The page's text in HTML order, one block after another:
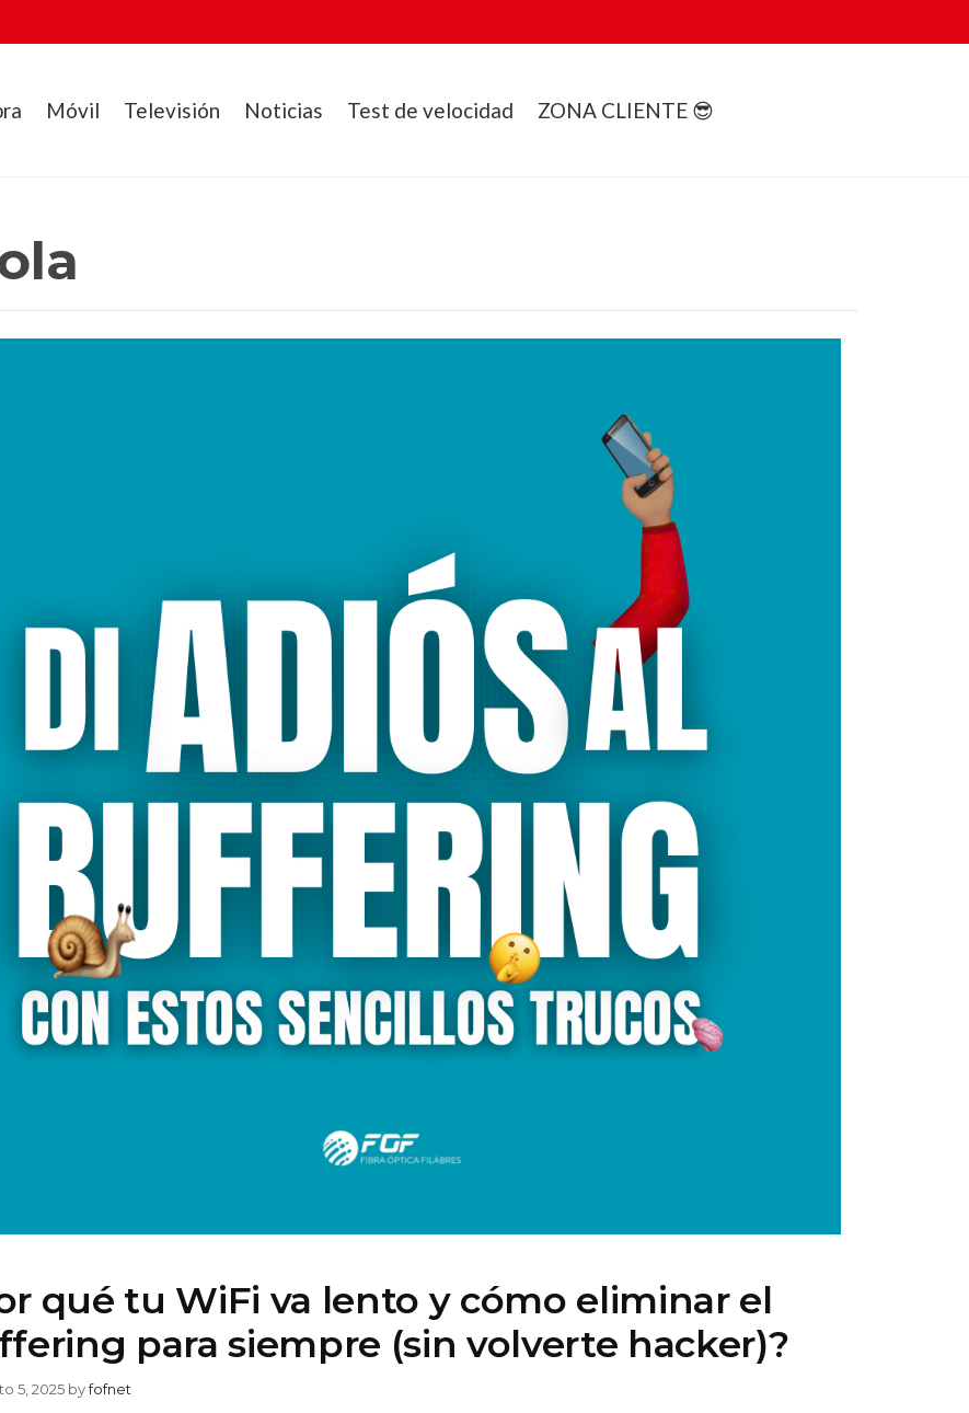
Móvil Televisión Noticias Test de velocidad ZONA CLIENTE 😎
qué tu WiFi va lento y cómo eliminar el
para siempre (sin volverte hacker)?
5, 2025 byfofnet